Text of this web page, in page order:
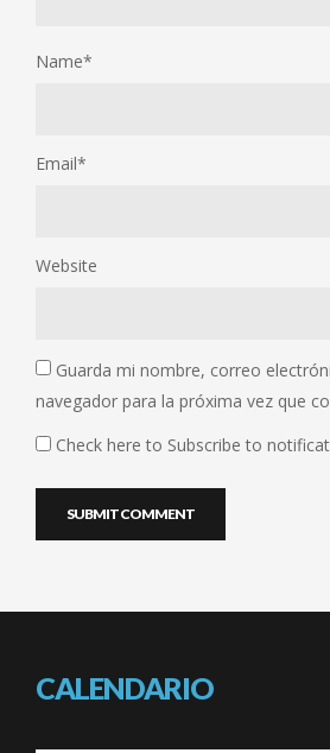
Name*
Email*
Website
Guarda mi nombre, correo
navegador para la próxima vez que
Check here to Subscribe to
CALENDARIO